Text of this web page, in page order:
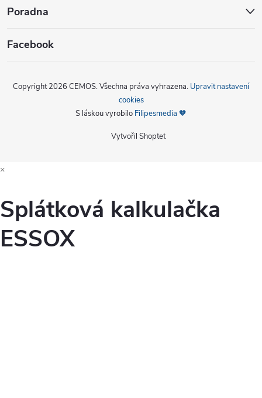
Poradna
Facebook
Vytvořil Shoptet
Copyright 2026 CEMOS. Všechna práva vyhrazena. Upravit nastavení
cookies
S láskou vyrobilo Filipesmedia 🧡
×
Splátková kalkulačka
ESSOX